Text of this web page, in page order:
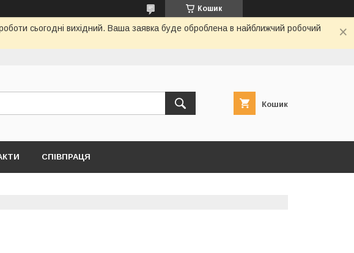
Кошик
сьогодні вихідний. Ваша заявка буде оброблена в найближчий робочий
Кошик
СПІВПРАЦЯ